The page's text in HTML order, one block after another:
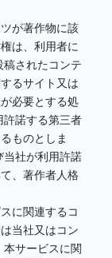
が著作物に該
は、利用者に
されたコンテ
るサイト又は
必要とする処
諾する第三者
ものとしま
社が利用許諾
、著作者人格
に関連するコ
当社又はコン
サービスに関